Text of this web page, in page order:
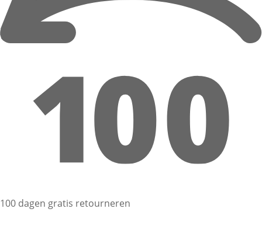
100 dagen gratis retourneren